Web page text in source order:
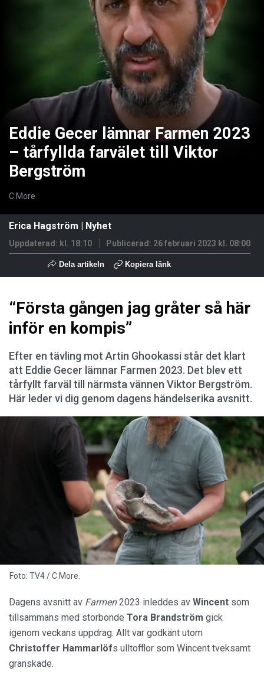
Eddie Gecer lämnar Farmen 2023
– tårfyllda farvälet till Viktor
Bergström
C More
Erica Hagström | Nyhet
Uppdaterad: kl. 18:10 Publicerad: 26 februari 2023 kl. 08:00
Dela artikeln Kopiera länk
“Första gången jag gråter så här
inför en kompis”
Efter en tävling mot Artin Ghookassi står det klart
att Eddie Gecer lämnar Farmen 2023. Det blev ett
tårfyllt farväl till närmsta vännen Viktor Bergström.
Här leder vi dig genom dagens händelserika avsnitt.
Foto: TV4 / C More.
Dagens avsnitt av Farmen2023 inleddes av Wincent som
tillsammans med storbonde Tora Brandström gick
igenom veckans uppdrag. Allt var godkänt utom
Christoffer Hammarlöfs ulltofflor som Wincent tveksamt
granskade.